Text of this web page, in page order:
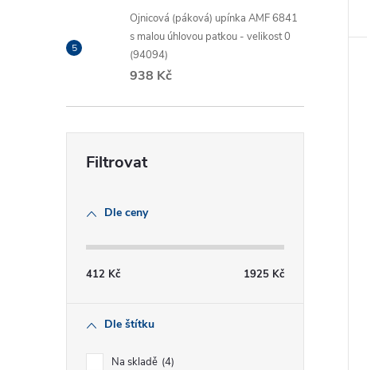
Ojnicová (páková) upínka AMF 6841
s malou úhlovou patkou - velikost 0
(94094)
938 Kč
Dle ceny
412 Kč 1925 Kč
Dle štítku
Na skladě 4
k